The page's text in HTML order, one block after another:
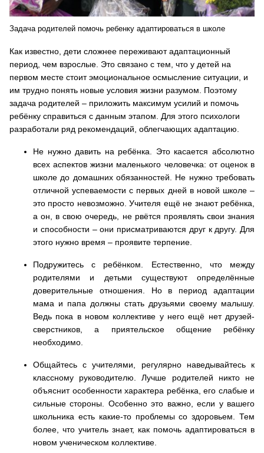
Задача родителей помочь ребенку адаптироваться в школе
Как известно, дети сложнее переживают адаптационный
период, чем взрослые. Это связано с тем, что у детей на
первом месте стоит эмоциональное осмысление ситуации, и
им трудно понять новые условия жизни разумом. Поэтому
задача родителей – приложить максимум усилий и помочь
ребёнку справиться с данным этапом. Для этого психологи
разработали ряд рекомендаций, облегчающих адаптацию.
Не нужно давить на ребёнка.
Это касается абсолютно
всех аспектов жизни маленького человечка: от оценок в
школе до домашних обязанностей. Не нужно требовать
отличной успеваемости с первых дней в новой школе –
это просто невозможно. Учителя ещё не знают ребёнка,
а он, в свою очередь, не рвётся проявлять свои знания
и способности – они присматриваются друг к другу. Для
этого нужно время – проявите терпение.
Подружитесь с ребёнком.
Естественно, что между
родителями и детьми существуют определённые
доверительные отношения. Но в период адаптации
мама и папа должны стать друзьями своему малышу.
Ведь пока в новом коллективе у него ещё нет друзей-
сверстников, а приятельское общение ребёнку
необходимо.
Общайтесь с учителями, регулярно наведывайтесь к
классному руководителю.
Лучше родителей никто не
объяснит особенности характера ребёнка, его слабые и
сильные стороны. Особенно это важно, если у вашего
школьника есть какие-то проблемы со здоровьем. Тем
более, что учитель знает, как помочь адаптироваться в
новом ученическом коллективе.